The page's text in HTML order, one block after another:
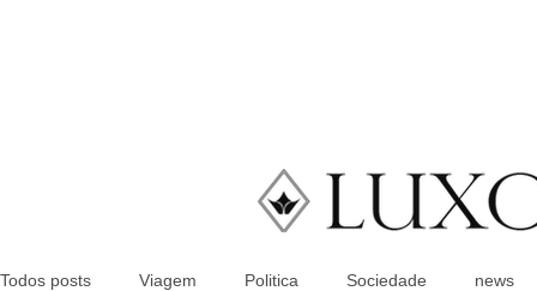
Todos posts Viagem Politica Sociedade news